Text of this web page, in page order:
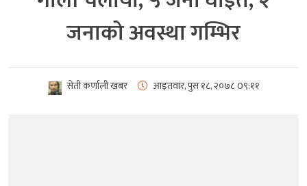
जनाको अवस्था गम्भिर
सेती कर्णाली खबर आइतवार, पुस १८, २०७८0९:११